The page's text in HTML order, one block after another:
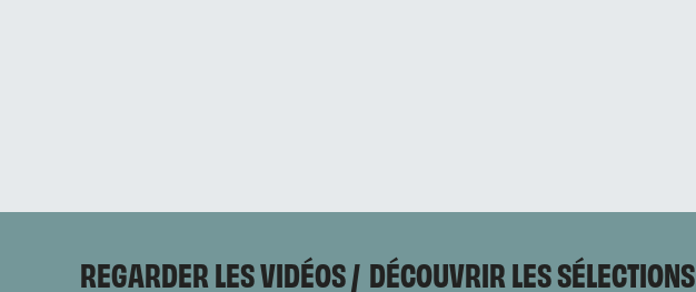
REGARDER LES VIDÉOS DÉCOUVRIR LES SÉLECTIONS